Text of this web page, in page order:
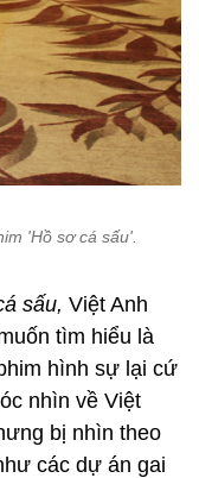
'Hồ sơ cá sấu'.
sấu, Việt Anh
tìm hiểu là
hình sự lại cứ
nhìn về Việt
bị nhìn theo
các dự án gai